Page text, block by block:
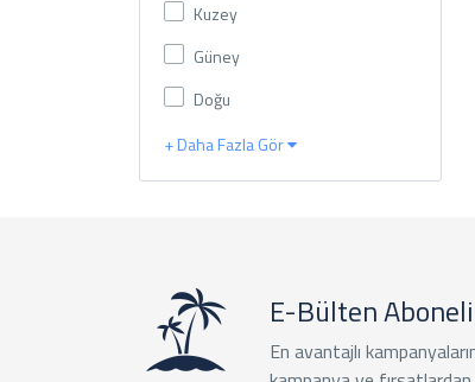
Kuzey
Güney
Doğu
+ Daha Fazla Gör
E-Bülten
En avantajlı